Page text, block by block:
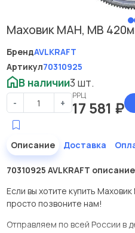
Маховик МАН, МВ
БрендAVLKRAFT
Артикул70310925
В наличии3 шт.
- +
РРЦ
17 581 ₽
Описание Доставка
70310925 AVLKRAFT
Если вы хотите купить
просто позвоните нам!
Отправляем по всей России в